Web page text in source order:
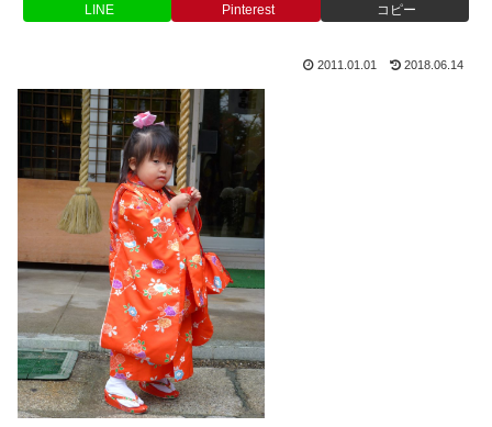
LINE Pinterest コピー
2011.01.01 2018.06.14